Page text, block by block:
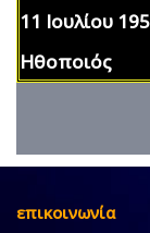
11 Ιουλίου
Ηθοποιός
επικοινωνία